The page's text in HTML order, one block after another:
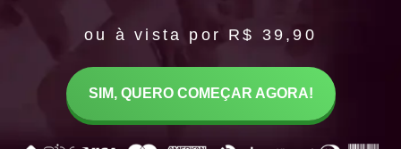
ou à vista por R$ 39,90
SIM, QUERO COMEÇAR AGORA!